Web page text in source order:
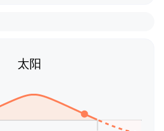
太阳